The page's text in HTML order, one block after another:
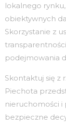
lokalnego
obiektywnych
Skorzystanie z
podejmowania
Skontaktuj się z
Piechota
nieruchomości
bezpieczne